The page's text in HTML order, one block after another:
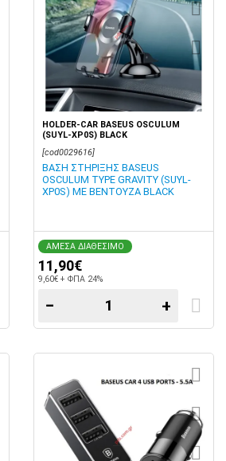
HOLDER-CAR BASEUS OSCULUM
(SUYL-XP0S) BLACK
[cod0029616]
ΒΑΣΗ ΣΤΗΡΙΞΗΣ BASEUS
OSCULUM TYPE GRAVITY (SUYL-
XP0S) ΜΕ ΒΕΝΤΟΥΖΑ BLACK
ΑΜΕΣΑ ΔΙΑΘΕΣΙΜΟ
11,90€
9,60€ + ΦΠΑ 24%
− +